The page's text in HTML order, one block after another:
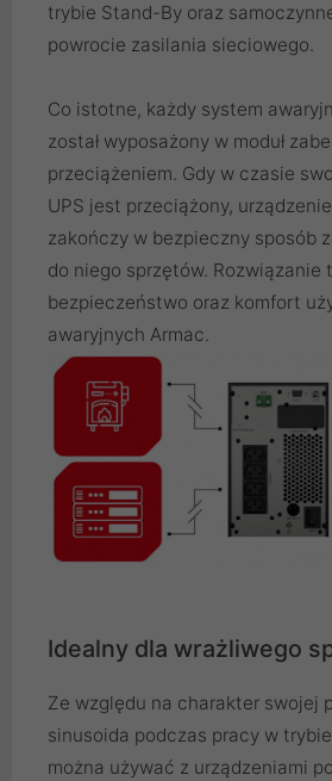
trybie Stand-By oraz
powrocie zasilania sieciowego.
Co istotne, każdy system
został wyposażony w moduł
przeciążeniem. Gdy w czasie
UPS jest przeciążony,
zakończy w bezpieczny sposób
do niego sprzętów. Rozwiązanie
bezpieczeństwo oraz komfort
awaryjnych Armac.
Idealny dla wrażliwego
Ze względu na charakter swojej
sinusoida podczas pracy w
można używać z urządzeniami